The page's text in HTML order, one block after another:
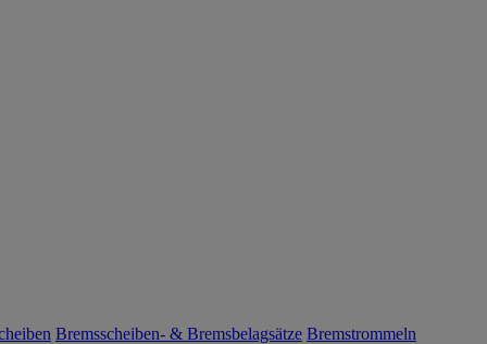
Bremsscheiben- & Bremsbelagsätze Bremstrommeln